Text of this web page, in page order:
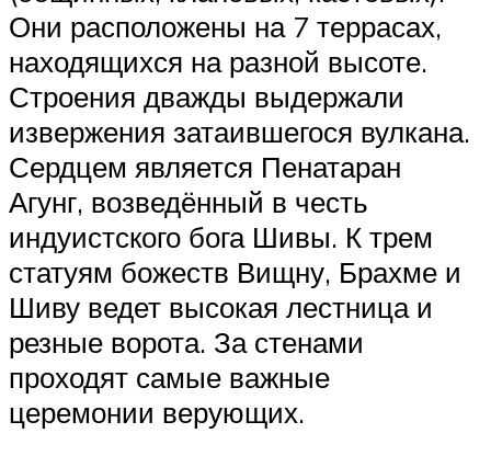
Они расположены на 7 террасах,
находящихся на разной высоте.
Строения дважды выдержали
извержения затаившегося вулкана.
Сердцем является Пенатаран
Агунг, возведённый в честь
индуистского бога Шивы. К трем
статуям божеств Вищну, Брахме и
Шиву ведет высокая лестница и
резные ворота. За стенами
проходят самые важные
церемонии верующих.